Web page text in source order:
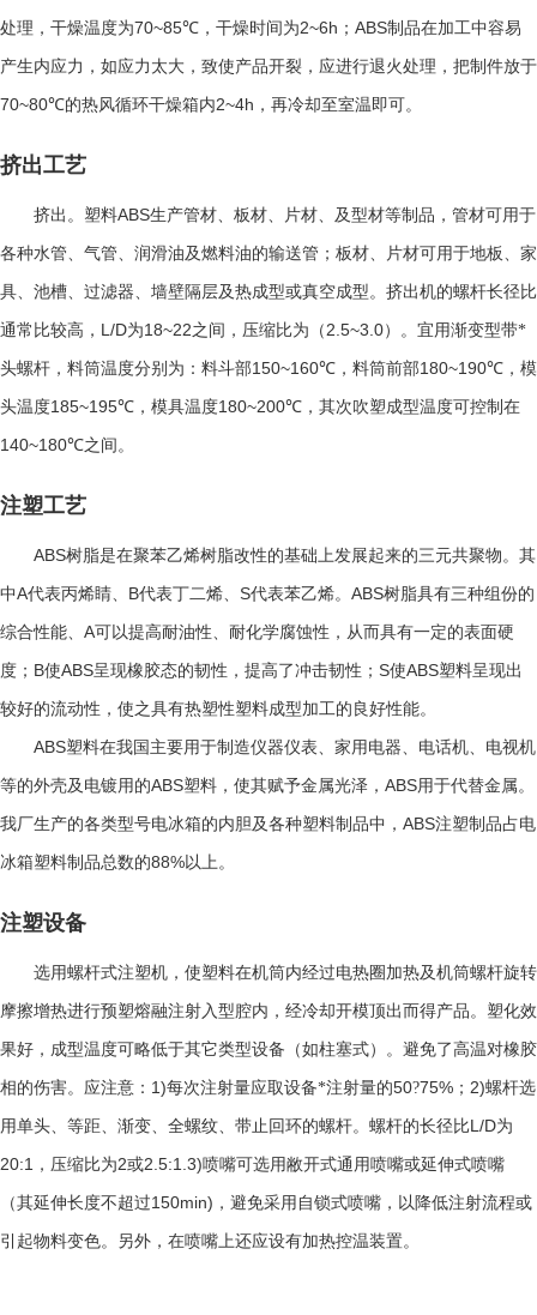
处理，干燥温度为70~85℃ ，干燥时间为2~6h ； ABS制品在加工中容易
产生内应力，如应力太大，致使产品开裂，应进行退火处理，把制件放于
70~80℃的热风循环干燥箱内2~4h ，再冷却至室温即可。
挤出工艺
挤出。塑料ABS生产管材、板材、片材、及型材等制品，管材可用于
各种水管、气管、润滑油及燃料油的输送管；板材、片材可用于地板、家
具、池槽、过滤器、墙壁隔层及热成型或真空成型。挤出机的螺杆长径比
通常比较高， L/D为18~22之间，压缩比为（ 2.5~3.0）。宜用渐变型带*
头螺杆，料筒温度分别为：料斗部150~160℃ ，料筒前部180~190℃ ，模
头温度185~195℃ ，模具温度180~200℃ ，其次吹塑成型温度可控制在
140~180℃之间。
注塑工艺
ABS树脂是在聚苯乙烯树脂改性的基础上发展起来的三元共聚物。其
中A代表丙烯睛、 B代表丁二烯、 S代表苯乙烯。 ABS树脂具有三种组份的
综合性能、 A可以提高耐油性、耐化学腐蚀性，从而具有一定的表面硬
度； B使ABS呈现橡胶态的韧性，提高了冲击韧性； S使ABS塑料呈现出
较好的流动性，使之具有热塑性塑料成型加工的良好性能。
ABS塑料在我国主要用于制造仪器仪表、家用电器、电话机、电视机
等的外壳及电镀用的ABS塑料，使其赋予金属光泽， ABS用于代替金属。
我厂生产的各类型号电冰箱的内胆及各种塑料制品中， ABS注塑制品占电
冰箱塑料制品总数的88%以上。
注塑设备
选用螺杆式注塑机，使塑料在机筒内经过电热圈加热及机筒螺杆旋转
摩擦增热进行预塑熔融注射入型腔内，经冷却开模顶出而得产品。塑化效
果好，成型温度可略低于其它类型设备（如柱塞式）。避免了高温对橡胶
相的伤害。应注意： 1)每次注射量应取设备*注射量的50?75% ； 2)螺杆选
用单头、等距、渐变、全螺纹、带止回环的螺杆。螺杆的长径比L/D为
20:1 ，压缩比为2或2.5:1.3)喷嘴可选用敝开式通用喷嘴或延伸式喷嘴
（其延伸长度不超过150min) ，避免采用自锁式喷嘴，以降低注射流程或
引起物料变色。另外，在喷嘴上还应设有加热控温装置。